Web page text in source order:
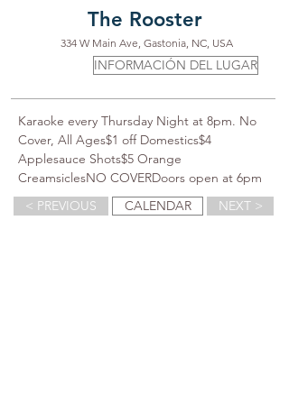
The Rooster
334 W Main Ave, Gastonia, NC, USA
INFORMACIÓN DEL LUGAR
Karaoke every Thursday Night at 8pm. No
Cover, All Ages$1 off Domestics$4
Applesauce Shots$5 Orange
CreamsiclesNO COVERDoors open at 6pm
< PREVIOUS
CALENDAR NEXT >